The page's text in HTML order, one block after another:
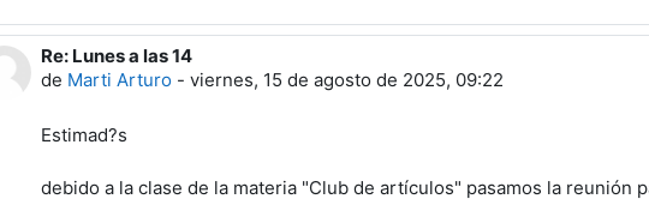
En respuesta a Marti Arturo
Re: Lunes a las 14
de Marti Arturo -viernes, 15 de agosto de 2025, 09:22
Estimad?s
debido a la clase de la materia "Club de artículos" pasamos la reunión